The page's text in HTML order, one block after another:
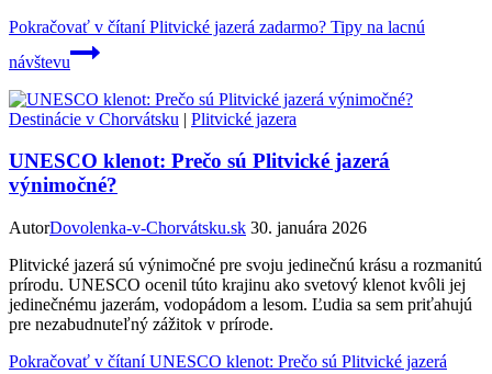
Pokračovať v čítaníPlitvické jazerá zadarmo? Tipy na lacnú
návštevu
Destinácie v Chorvátsku | Plitvické jazera
UNESCO klenot: Prečo sú Plitvické jazerá
výnimočné?
AutorDovolenka-v-Chorvátsku.sk 30. januára 2026
Plitvické jazerá sú výnimočné pre svoju jedinečnú krásu a rozmanitú
prírodu. UNESCO ocenil túto krajinu ako svetový klenot kvôli jej
jedinečnému jazerám, vodopádom a lesom. Ľudia sa sem priťahujú
pre nezabudnuteľný zážitok v prírode.
Pokračovať v čítaníUNESCO klenot: Prečo sú Plitvické jazerá